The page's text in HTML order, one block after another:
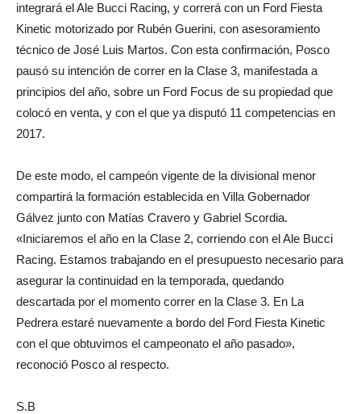
integrará el Ale Bucci Racing, y correrá con un Ford Fiesta
Kinetic motorizado por Rubén Guerini, con asesoramiento
técnico de José Luis Martos. Con esta confirmación, Posco
pausó su intención de correr en la Clase 3, manifestada a
principios del año, sobre un Ford Focus de su propiedad que
colocó en venta, y con el que ya disputó 11 competencias en
2017.
De este modo, el campeón vigente de la divisional menor
compartirá la formación establecida en Villa Gobernador
Gálvez junto con Matías Cravero y Gabriel Scordia.
«Iniciaremos el año en la Clase 2, corriendo con el Ale Bucci
Racing. Estamos trabajando en el presupuesto necesario para
asegurar la continuidad en la temporada, quedando
descartada por el momento correr en la Clase 3. En La
Pedrera estaré nuevamente a bordo del Ford Fiesta Kinetic
con el que obtuvimos el campeonato el año pasado»,
reconoció Posco al respecto.
S.B